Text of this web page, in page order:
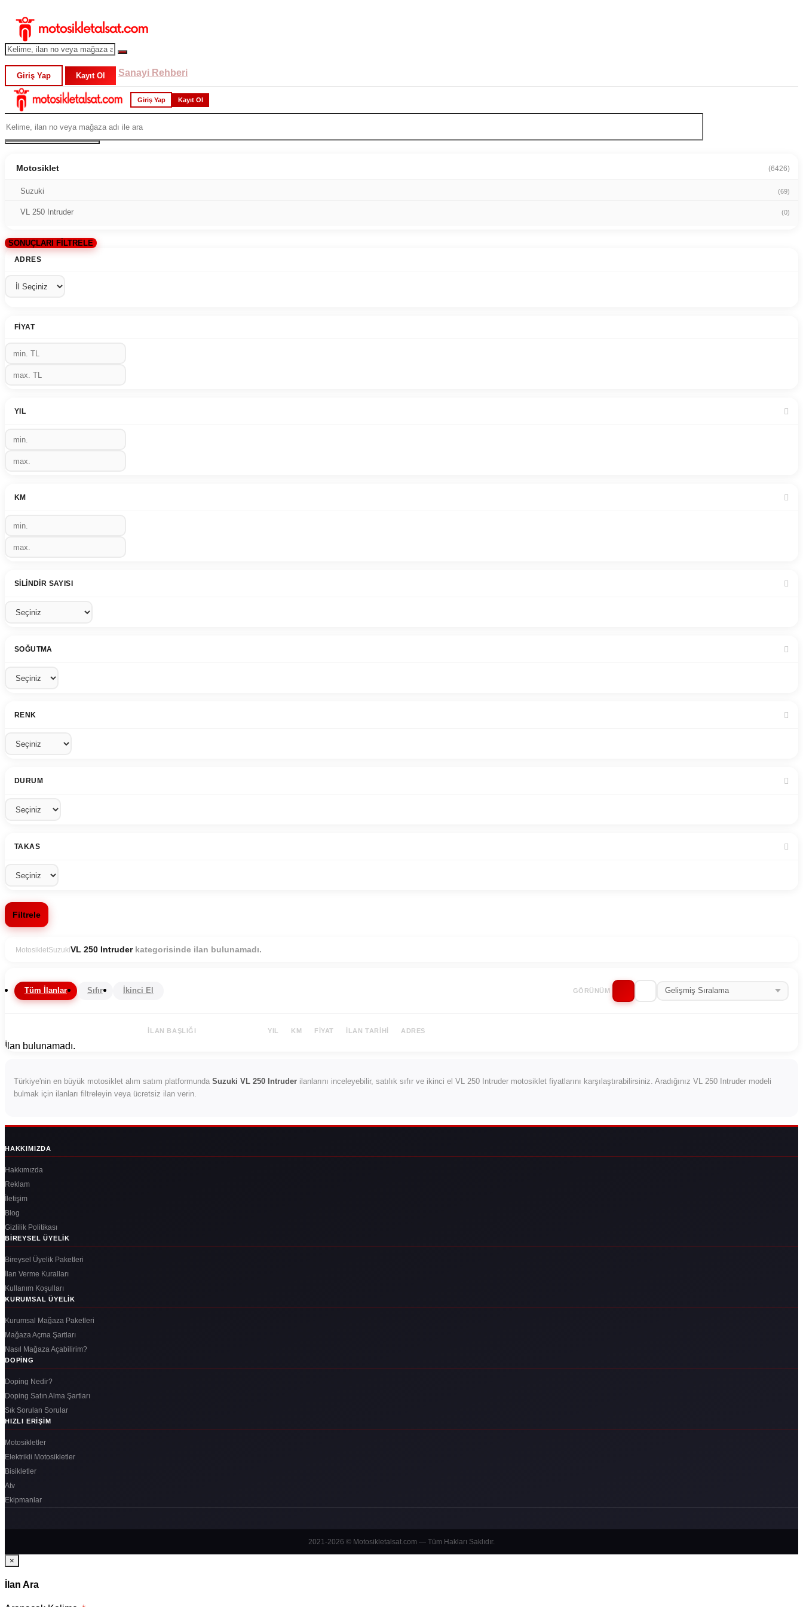
Giriş Yap Kayıt Ol Sanayi Rehberi
Giriş Yap Kayıt Ol
Motosiklet (6426)
Suzuki (69)
VL 250 Intruder (0)
SONUÇLARI FİLTRELE
ADRES
FIYAT
YIL
KM
SILINDIR SAYISI
SOĞUTMA
RENK
DURUM
TAKAS
Filtrele
MotosikletSuzukiVL 250 Intruderkategorisinde ilan bulunamadı.
Tüm İlanlar Sıfır İkinci El GÖRÜNÜM
İLAN BAŞLIĞI YIL KM FIYAT İLAN TARIHI ADRES
İlan bulunamadı.
Türkiye'nin en büyük motosiklet alım satım platformunda Suzuki VL 250 Intruder ilanlarını inceleyebilir, satılık sıfır ve ikinci el VL 250 Intruder motosiklet fiyatlarını karşılaştırabilirsiniz. Aradığınız VL 250 Intruder modeli
bulmak için ilanları filtreleyin veya ücretsiz ilan verin.
HAKKIMIZDA
Hakkımızda
Reklam
İletişim
Blog
Gizlilik Politikası
BIREYSEL ÜYELIK
Bireysel Üyelik Paketleri
İlan Verme Kuralları
Kullanım Koşulları
KURUMSAL ÜYELIK
Kurumsal Mağaza Paketleri
Mağaza Açma Şartları
Nasıl Mağaza Açabilirim?
DOPING
Doping Nedir?
Doping Satın Alma Şartları
Sık Sorulan Sorular
HIZLI ERIŞIM
Motosikletler
Elektrikli Motosikletler
Bisikletler
Atv
Ekipmanlar
2021-2026 © Motosikletalsat.com — Tüm Hakları Saklıdır.
×
İlan Ara